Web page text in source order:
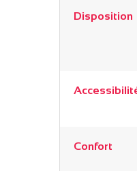
Disposition
Confort